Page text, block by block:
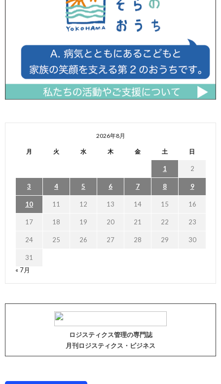
2026年8月
月 火 水 木 金 土 日
1 2
3 4 5 6 7 8 9
10 11 12 13 14 15 16
17 18 19 20 21 22 23
24 25 26 27 28 29 30
31
« 7月
ロジスティクス管理の専門誌
月刊ロジスティクス・ビジネス